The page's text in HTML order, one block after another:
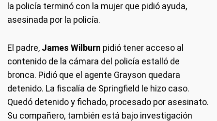
la policía terminó con la mujer que pidió ayuda,
asesinada por la policía.
El padre, James Wilburn pidió tener acceso al
contenido de la cámara del policía estalló de
bronca. Pidió que el agente Grayson quedara
detenido. La fiscalía de Springfield le hizo caso.
Quedó detenido y fichado, procesado por asesinato.
Su compañero, también está bajo investigación